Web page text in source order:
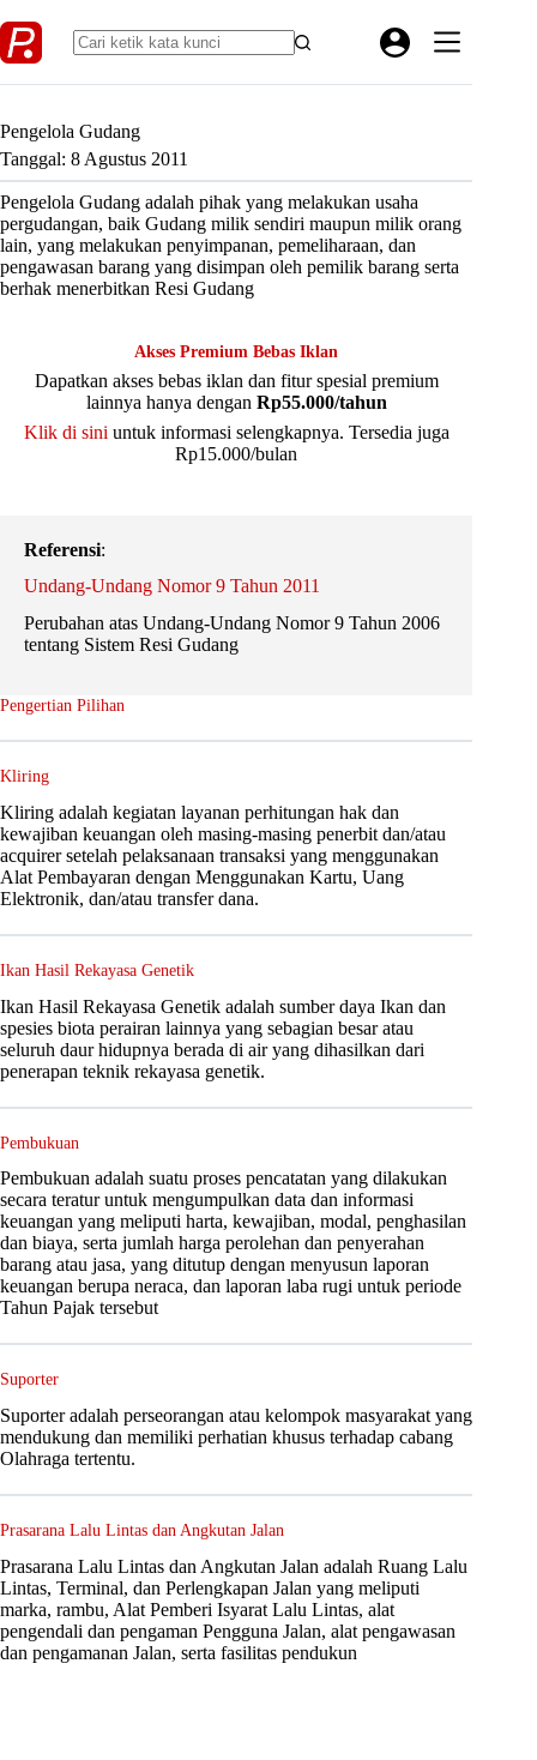
to
content
Pengelola Gudang
Tanggal: 8 Agustus 2011
Pengelola Gudang adalah pihak yang melakukan usaha
pergudangan, baik Gudang milik sendiri maupun milik orang
lain, yang melakukan penyimpanan, pemeliharaan, dan
pengawasan barang yang disimpan oleh pemilik barang serta
berhak menerbitkan Resi Gudang
Akses Premium Bebas Iklan
Dapatkan akses bebas iklan dan fitur spesial premium
lainnya hanya dengan Rp55.000/tahun
Klik di sini untuk informasi selengkapnya. Tersedia juga
Rp15.000/bulan
Referensi:
Undang-Undang Nomor 9 Tahun 2011
Perubahan atas Undang-Undang Nomor 9 Tahun 2006
tentang Sistem Resi Gudang
Pengertian Pilihan
Kliring
Kliring adalah kegiatan layanan perhitungan hak dan
kewajiban keuangan oleh masing-masing penerbit dan/atau
acquirer setelah pelaksanaan transaksi yang menggunakan
Alat Pembayaran dengan Menggunakan Kartu, Uang
Elektronik, dan/atau transfer dana.
Ikan Hasil Rekayasa Genetik
Ikan Hasil Rekayasa Genetik adalah sumber daya Ikan dan
spesies biota perairan lainnya yang sebagian besar atau
seluruh daur hidupnya berada di air yang dihasilkan dari
penerapan teknik rekayasa genetik.
Pembukuan
Pembukuan adalah suatu proses pencatatan yang dilakukan
secara teratur untuk mengumpulkan data dan informasi
keuangan yang meliputi harta, kewajiban, modal, penghasilan
dan biaya, serta jumlah harga perolehan dan penyerahan
barang atau jasa, yang ditutup dengan menyusun laporan
keuangan berupa neraca, dan laporan laba rugi untuk periode
Tahun Pajak tersebut
Suporter
Suporter adalah perseorangan atau kelompok masyarakat yang
mendukung dan memiliki perhatian khusus terhadap cabang
Olahraga tertentu.
Prasarana Lalu Lintas dan Angkutan Jalan
Prasarana Lalu Lintas dan Angkutan Jalan adalah Ruang Lalu
Lintas, Terminal, dan Perlengkapan Jalan yang meliputi
marka, rambu, Alat Pemberi Isyarat Lalu Lintas, alat
pengendali dan pengaman Pengguna Jalan, alat pengawasan
dan pengamanan Jalan, serta fasilitas pendukun